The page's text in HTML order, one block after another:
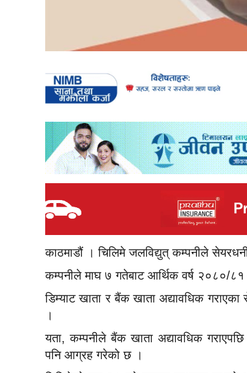
काठमाडौं । चिलिमे जलविद्युत् कम्पनीले
कम्पनीले माघ ७ गतेबाट आर्थिक वर्ष २०८०/८१
डिम्याट खाता र बैंक खाता अद्यावधिक
।
यता, कम्पनीले बैंक खाता अद्यावधिक
पनि आग्रह गरेको छ ।